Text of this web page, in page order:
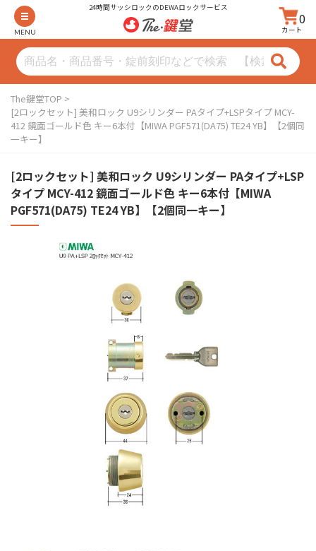
MENU
24時間サッシロックのDEWAロックサービス
0
カート
The鍵堂TOP
[2ロックセット] 美和ロック U9シリンダー PAタイプ+LSPタイプ MCY-
412 鏡面ゴールド色 キー6本付【MIWA PGF571(DA75) TE24 YB】【2個同
一キー】
[2ロックセット] 美和ロック U9シリンダー PAタイプ+LSP
タイプ MCY-412 鏡面ゴールド色 キー6本付【MIWA
PGF571(DA75) TE24 YB】【2個同一キー】